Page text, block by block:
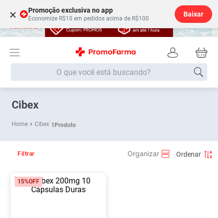
× Promoção exclusiva no app
Economize R$10 em pedidos acima de R$100
Baixar
O que você está buscando?
Cibex
Cibex 1Produto
Filtrar
15%OFF
Termos mais buscados
1 º Fralda
3º
5º Fralda G